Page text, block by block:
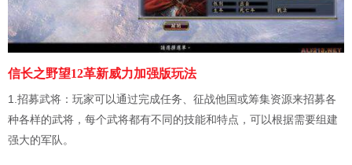
信长之野望12革新威力加强版玩法
1.招募武将：玩家可以通过完成任务、征战他国或筹集资源来招募各
种各样的武将，每个武将都有不同的技能和特点，可以根据需要组建
强大的军队。